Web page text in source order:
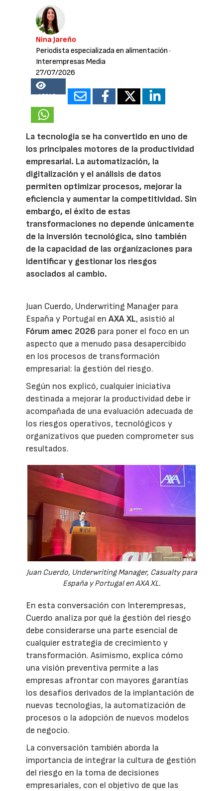
Nina Jareño
Periodista especializada en alimentación ·
Interempresas Media
27/07/2026
15918
La tecnología se ha convertido en uno de
los principales motores de la productividad
empresarial. La automatización, la
digitalización y el análisis de datos
permiten optimizar procesos, mejorar la
eficiencia y aumentar la competitividad. Sin
embargo, el éxito de estas
transformaciones no depende únicamente
de la inversión tecnológica, sino también
de la capacidad de las organizaciones para
identificar y gestionar los riesgos
asociados al cambio.
Juan Cuerdo, Underwriting Manager para
España y Portugal enAXA XL, asistió al
Fórum amec 2026 para poner el foco en un
aspecto que a menudo pasa desapercibido
en los procesos de transformación
empresarial: la gestión del riesgo.
Según nos explicó, cualquier iniciativa
destinada a mejorar la productividad debe ir
acompañada de una evaluación adecuada de
los riesgos operativos, tecnológicos y
organizativos que pueden comprometer sus
resultados.
Juan Cuerdo, Underwriting Manager, Casualty para
España y Portugal en AXA XL.
En esta conversación con Interempresas,
Cuerdo analiza por qué la gestión del riesgo
debe considerarse una parte esencial de
cualquier estrategia de crecimiento y
transformación. Asimismo, explica cómo
una visión preventiva permite a las
empresas afrontar con mayores garantías
los desafíos derivados de la implantación de
nuevas tecnologías, la automatización de
procesos o la adopción de nuevos modelos
de negocio.
La conversación también aborda la
importancia de integrar la cultura de gestión
del riesgo en la toma de decisiones
empresariales, con el objetivo de que las